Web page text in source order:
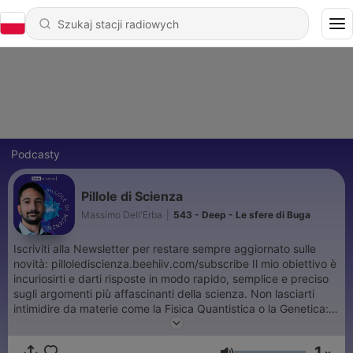
Podcasty
Pillole di Scienza
Massimo Dell'Erba 543 - Deep - Le sfere di Buga
Iscriviti alla Newsletter per restare sempre aggiornato sulle
novità: pillolediscienza.beehiiv.com/subscribe Il mio obiettivo è
incuriosirti e darti risposte in modo rapido, semplice e preciso
sugli argomenti più affascinanti della scienza. Non lasciarti
intimidire da materie come la Fisica Quantistica o la Genetica:
anche se possono sembrare complesse, sono qui per